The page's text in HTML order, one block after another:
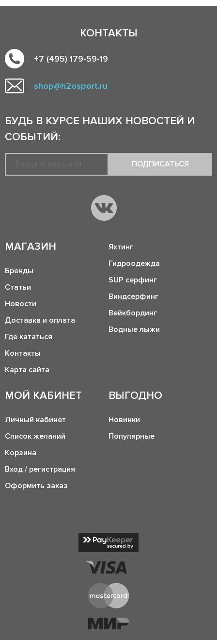
КОНТАКТЫ
+7 (495) 179-59-19
shop@h2osport.ru
БУДЬ В КУРСЕ НАШИХ НОВОСТЕЙ И
СОБЫТИЙ:
ПОДПИСАТЬСЯ
МАГАЗИН
Бренды
Статьи
Новости
Доставка и оплата
Где кататься
Контакты
Карта сайта
Яхтинг
Гидроодежда
SUP серфинг
Виндсерфинг
Вейкбординг
Водные лыжи
МОЙ КАБИНЕТ
Личный кабинет
Список желаний
Корзина
Вход / регистрация
Оформить заказ
ВЫГОДНО
Новинки
Популярные